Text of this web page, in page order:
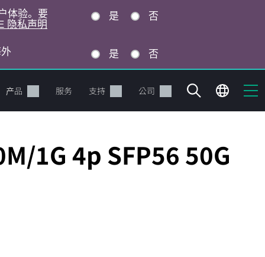
体验。要
隐私声明
是 否
是 否
产品 服务 支持 公司
1G 4p SFP56 50G